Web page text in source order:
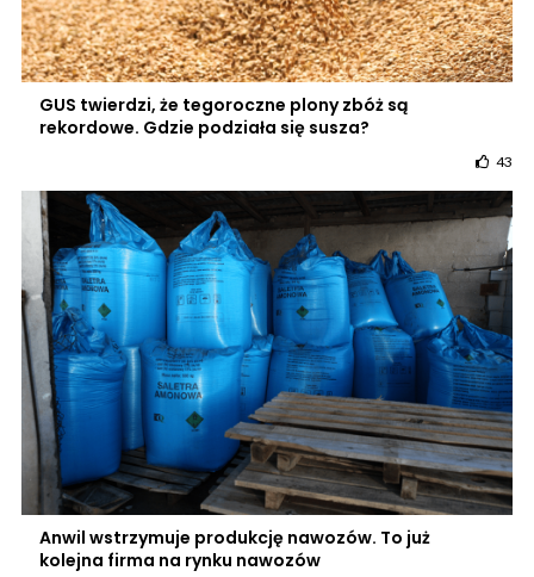
GUS twierdzi, że tegoroczne plony zbóż są
rekordowe. Gdzie podziała się susza?
43
Anwil wstrzymuje produkcję nawozów. To już
kolejna firma na rynku nawozów